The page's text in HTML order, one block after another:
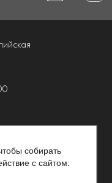
собирать
с сайтом.